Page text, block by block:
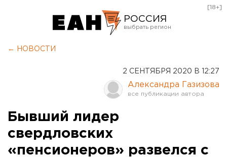
РОССИЯ
Оренбург
[18+]
← НОВОСТИ
2 СЕНТЯБРЯ 2020 В 12:27
Александра Газизова
Бывший лидер
свердловских
«пенсионеров» развелся с